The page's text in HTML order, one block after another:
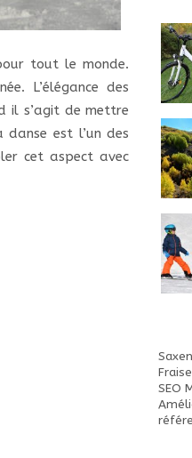
tout le monde.
L’élégance des
il s’agit de mettre
est l’un des
cet aspect avec
SEO